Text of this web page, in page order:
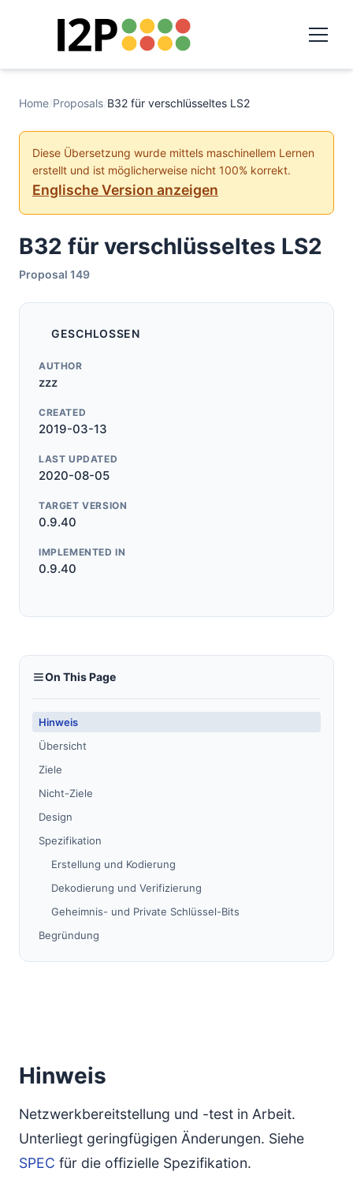
Home/Proposals/B32 für verschlüsseltes LS2
Diese Übersetzung wurde mittels maschinellem Lernen
erstellt und ist möglicherweise nicht 100% korrekt.
Englische Version anzeigen
B32 für verschlüsseltes LS2
Proposal 149
GESCHLOSSEN
AUTHOR
zzz
CREATED
2019-03-13
LAST UPDATED
2020-08-05
TARGET VERSION
0.9.40
IMPLEMENTED IN
0.9.40
On This Page
Hinweis
Übersicht
Ziele
Nicht-Ziele
Design
Spezifikation
Erstellung und Kodierung
Dekodierung und Verifizierung
Geheimnis- und Private Schlüssel-Bits
Begründung
Hinweis
Netzwerkbereitstellung und -test in Arbeit.
Unterliegt geringfügigen Änderungen. Siehe
SPEC für die offizielle Spezifikation.